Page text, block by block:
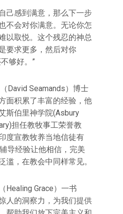
己感到满意，那么下一步
不会对你满意。无论你怎
以取悦。这个残忍的神总
要求更多，然后对你
够好。”
David Seamands）博士
面积累了丰富的经验，他
斯伯里神学院(Asbury
担任教牧事工荣誉教
度宣教牧养当地信徒有
导经验让他相信，完美
滥，在教会中同样常见。
Healing Grace）一书
人的洞察力，为我们提供